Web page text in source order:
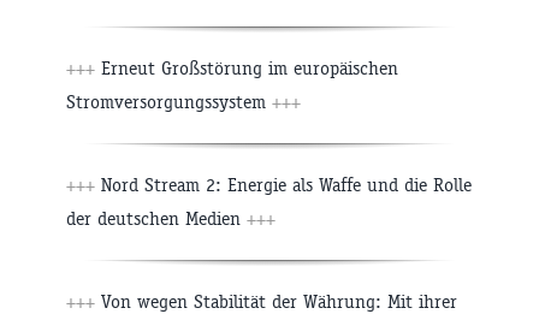
+++ Erneut Großstörung im europäischen
Stromversorgungssystem +++
+++ Nord Stream 2: Energie als Waffe und die Rolle
der deutschen Medien +++
+++ Von wegen Stabilität der Währung: Mit ihrer